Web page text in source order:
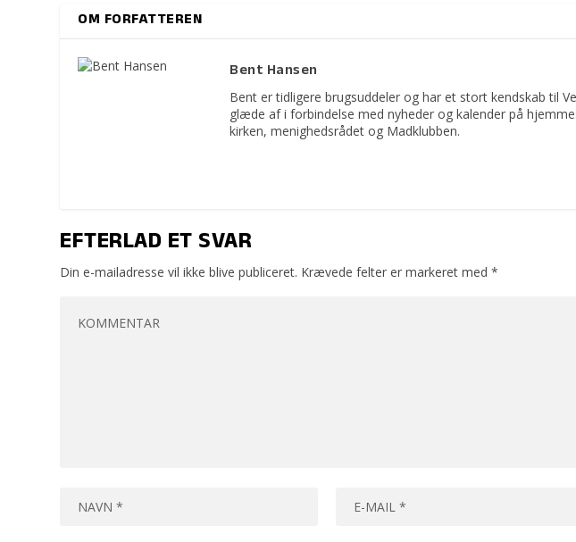
OM FORFATTEREN
Bent Hansen
Bent er tidligere brugsuddeler og har et stort kendskab til
glæde af i forbindelse med nyheder og kalender på
kirken, menighedsrådet og Madklubben.
EFTERLAD ET SVAR
Din e-mailadresse vil ikke blive publiceret. Krævede felter er markeret med*